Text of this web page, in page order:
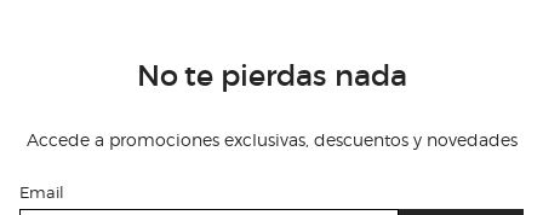
No te pierdas nada
Accede a promociones exclusivas, descuentos y novedades
Email